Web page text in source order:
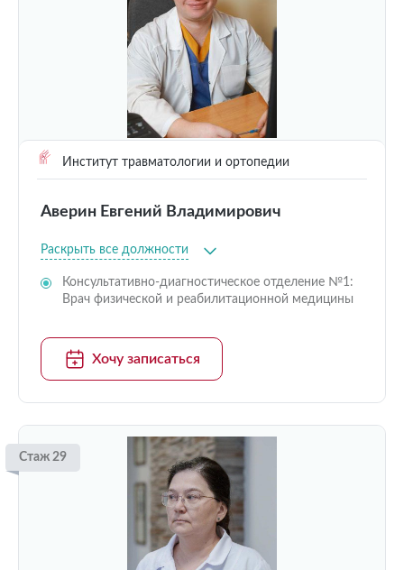
Институт травматологии и ортопедии
Аверин Евгений Владимирович
Раскрыть все должности
Консультативно-диагностическое отделение №1:
Врач физической и реабилитационной медицины
Хочу записаться
Стаж 29